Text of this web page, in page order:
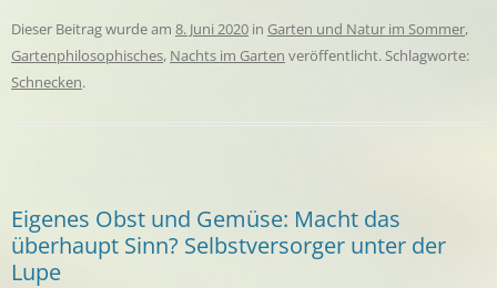
Dieser Beitrag wurde am 8. Juni 2020 in Garten und Natur im Sommer,
Gartenphilosophisches, Nachts im Garten veröffentlicht. Schlagworte:
Schnecken.
Eigenes Obst und Gemüse: Macht das
überhaupt Sinn? Selbstversorger unter der
Lupe